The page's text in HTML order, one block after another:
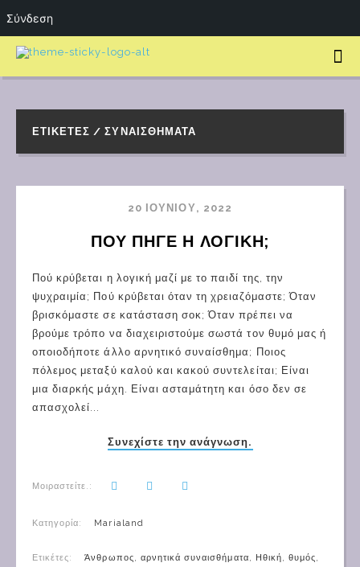
ΕΤΙΚΈΤΕΣ / ΣΥΝΑΙΣΘΉΜΑΤΑ
20 ΙΟΥΝΊΟΥ, 2022
ΠΟΥ ΠΗΓΕ Η ΛΟΓΙΚΗ;
Πού κρύβεται η λογική μαζί με το παιδί της, την
ψυχραιμία; Πού κρύβεται όταν τη χρειαζόμαστε; Όταν
βρισκόμαστε σε κατάσταση σοκ; Όταν πρέπει να
βρούμε τρόπο να διαχειριστούμε σωστά τον θυμό μας ή
οποιοδήποτε άλλο αρνητικό συναίσθημα; Ποιος
πόλεμος μεταξύ καλού και κακού συντελείται; Είναι
μια διαρκής μάχη. Είναι ασταμάτητη και όσο δεν σε
απασχολεί...
Συνεχίστε την ανάγνωση.
Μοιραστείτε.:
Κατηγορία: Marialand
Ετικέτες: Άνθρωπος, αρνητικά συναισθήματα, Ηθική,θυμός,
Σύνδεση